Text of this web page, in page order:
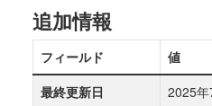
追加情報
フィールド
値
最終更新日
2025年